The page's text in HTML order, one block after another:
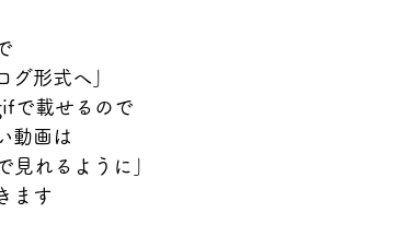
グ形式へ」
で載せるので
動画は
見れるように」
ます